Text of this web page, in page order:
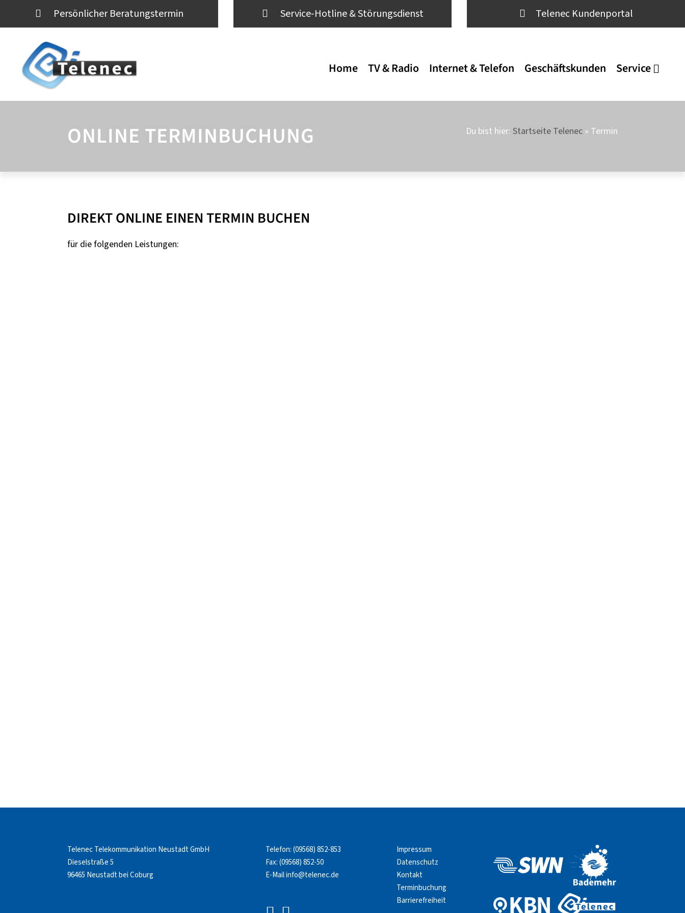
Persönlicher Beratungstermin Service-Hotline & Störungsdienst Telenec Kundenportal
Home TV & Radio Internet & Telefon Geschäftskunden Service
ONLINE TERMINBUCHUNG Du bist hier: Startseite Telenec » Termin
DIREKT ONLINE EINEN TERMIN BUCHEN
für die folgenden Leistungen:
Telenec Telekommunikation Neustadt GmbH
Dieselstraße 5
96465 Neustadt bei Coburg
Telefon:(09568) 852-853
Fax: (09568) 852-50
E-Mailinfo@telenec.de
Impressum
Datenschutz
Kontakt
Terminbuchung
Barrierefreiheit